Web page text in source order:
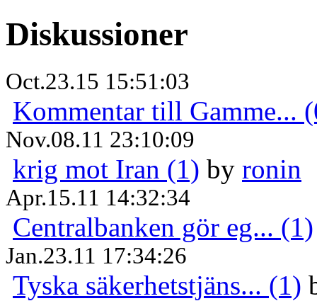
Diskussioner
Oct.23.15 15:51:03
Kommentar till Gamme...
Nov.08.11 23:10:09
krig mot Iran (1) by ronin
Apr.15.11 14:32:34
Centralbanken gör eg... (1)
Jan.23.11 17:34:26
Tyska säkerhetstjäns... (1)